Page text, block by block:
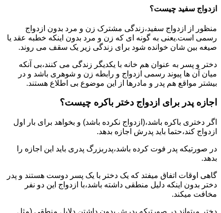
ازدواج سفید چیست؟
منظور از ازدواج سفید،زندگی مشترک زن و مرد بدون ازدواج
رسمی است.یعنی به گونه ای که زن و مرد بدون اینکه خطبه عقد یا
صیغه بین شان خوانده شود برای زندگی زیر یک سقف می روند.
دختر و پسر به عنوان هم خانه با یکدیگر زندگی می کنند،بی آنکه
میان آن ها پیوند رسمی ازدواج و رابطه زن و شوهری باشد و در
بیشتر مواقع هم پدر و مادرها از این موضوع بی اطلاع هستند.
اجازه پدر برای ازدواج دختر باکره چیست؟
اگر دختری باکره باشد،(ازدواج نکرده باشد) و بخواهد برای بار اول
ازدواج کند،حتما باید پدرش اجازه بدهد.
در صورتیکه پدر فوت کرده باشد،پدربزرگ پدری باید این اجازه را
بدهد.
گاهی اوقات اتفاق میفتد که یک دختر با یک پسر دوست هستند و پدر
دختر بدون اینکه دلیل منطقی داشته باشد،با ازدواج این دو نفر
مخافت میکند.
دختر میتواند در صورتیکه پدرش بدون داشتن دلایل منطقی (مثل